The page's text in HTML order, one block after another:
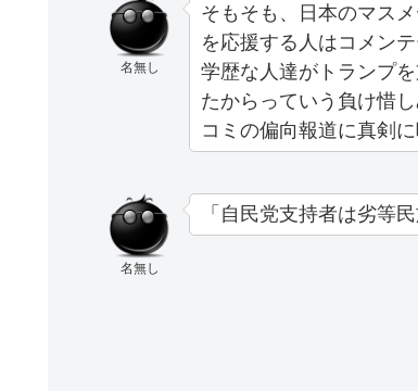
名無し
そもそも、日本のマス
を応援する人はコメン
学歴な人達がトランプ
たからっていう負け惜
コミの偏向報道に真剣
名無し
「自民党支持者は劣等